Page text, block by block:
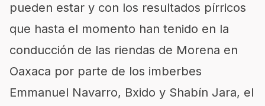
pueden estar y con los resultados pírricos
que hasta el momento han tenido en la
conducción de las riendas de Morena en
Oaxaca por parte de los imberbes
Emmanuel Navarro, Bxido y Shabín Jara, el